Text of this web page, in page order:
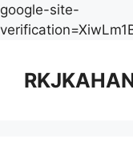
google-site-
content